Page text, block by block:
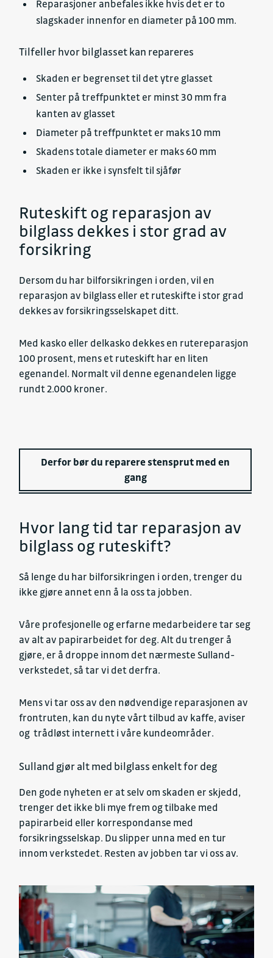
Reparasjoner anbefales ikke hvis det er to
slagskader innenfor en diameter på 100 mm.
Tilfeller hvor bilglasset kan repareres
Skaden er begrenset til det ytre glasset
Senter på treffpunktet er minst 30 mm fra
kanten av glasset
Diameter på treffpunktet er maks 10 mm
Skadens totale diameter er maks 60 mm
Skaden er ikke i synsfelt til sjåfør
Ruteskift og reparasjon av
bilglass dekkes i stor grad av
forsikring
Dersom du har bilforsikringen i orden, vil en
reparasjon av bilglass eller et ruteskifte i stor grad
dekkes av forsikringsselskapet ditt.
Med kasko eller delkasko dekkes en rutereparasjon
100 prosent, mens et ruteskift har en liten
egenandel. Normalt vil denne egenandelen ligge
rundt 2.000 kroner.
Derfor bør du reparere stensprut med en
gang
Hvor lang tid tar reparasjon av
bilglass og ruteskift?
Så lenge du har bilforsikringen i orden, trenger du
ikke gjøre annet enn å la oss ta jobben.
Våre profesjonelle og erfarne medarbeidere tar seg
av alt av papirarbeidet for deg. Alt du trenger å
gjøre, er å droppe innom det nærmeste Sulland-
verkstedet, så tar vi det derfra.
Mens vi tar oss av den nødvendige reparasjonen av
frontruten, kan du nyte vårt tilbud av kaffe, aviser
og trådløst internett i våre kundeområder.
Sulland gjør alt med bilglass enkelt for deg
Den gode nyheten er at selv om skaden er skjedd,
trenger det ikke bli mye frem og tilbake med
papirarbeid eller korrespondanse med
forsikringsselskap. Du slipper unna med en tur
innom verkstedet. Resten av jobben tar vi oss av.